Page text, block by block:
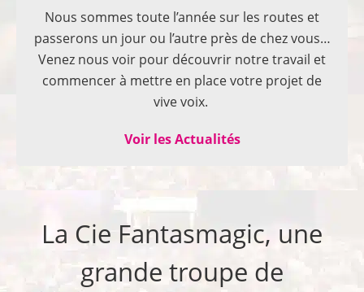
Nous sommes toute l’année sur les routes et
passerons un jour ou l’autre près de chez vous…
Venez nous voir pour découvrir notre travail et
commencer à mettre en place votre projet de
vive voix.
Voir les Actualités
La Cie Fantasmagic, une
grande troupe de